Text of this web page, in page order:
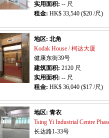
实用面积: -- 尺
租金: HK$ 33,540 ($20 /尺)
地区: 北角
Kodak House / 柯达大厦
健康东街39号
建筑面积: 2120 尺
实用面积: -- 尺
租金: HK$ 36,040 ($17 /尺)
地区: 青衣
Tsing Yi Industrial Centre
长达路1-33号